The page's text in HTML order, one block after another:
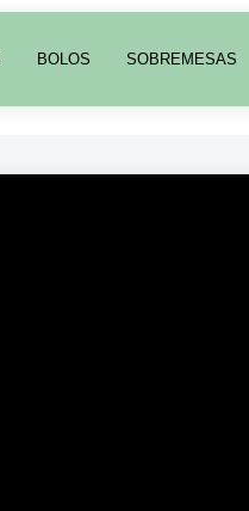
BOLOS SOBREMESAS